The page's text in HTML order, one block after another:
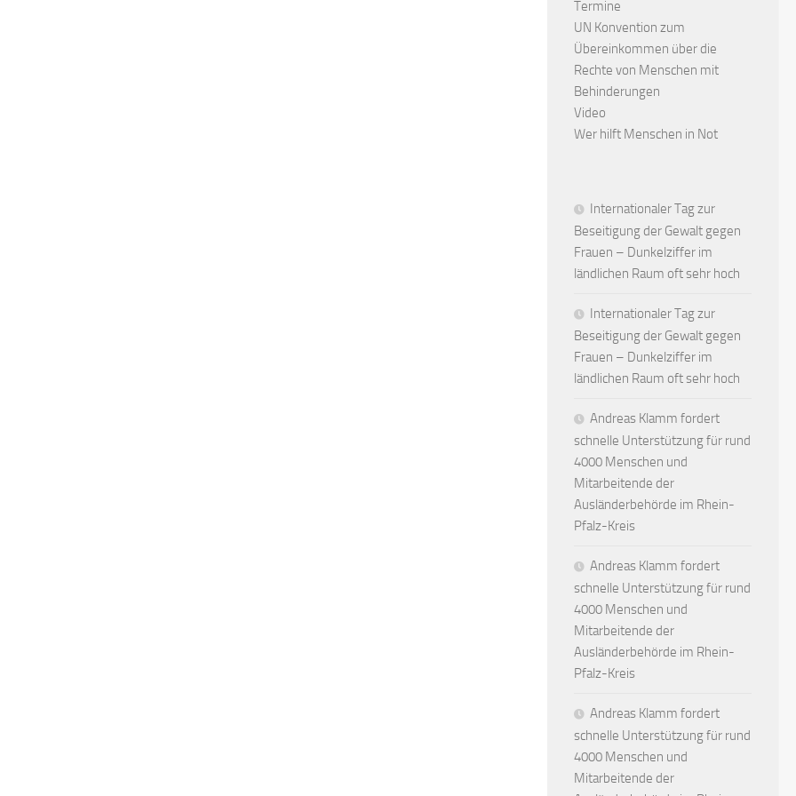
Termine
UN Konvention zum
Übereinkommen über die
Rechte von Menschen mit
Behinderungen
Video
Wer hilft Menschen in Not
Internationaler Tag zur
Beseitigung der Gewalt gegen
Frauen – Dunkelziffer im
ländlichen Raum oft sehr hoch
Internationaler Tag zur
Beseitigung der Gewalt gegen
Frauen – Dunkelziffer im
ländlichen Raum oft sehr hoch
Andreas Klamm fordert
schnelle Unterstützung für rund
4000 Menschen und
Mitarbeitende der
Ausländerbehörde im Rhein-
Pfalz-Kreis
Andreas Klamm fordert
schnelle Unterstützung für rund
4000 Menschen und
Mitarbeitende der
Ausländerbehörde im Rhein-
Pfalz-Kreis
Andreas Klamm fordert
schnelle Unterstützung für rund
4000 Menschen und
Mitarbeitende der